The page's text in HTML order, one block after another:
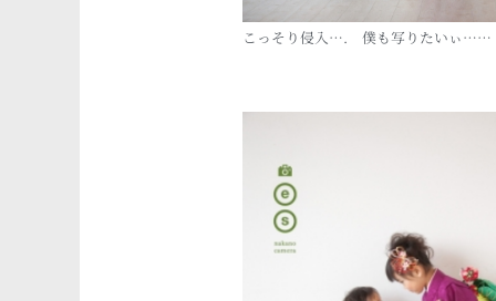
こっそり侵入…. 僕も写りたいぃ……